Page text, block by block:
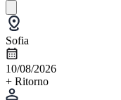
Sofia
10/08/2026
+ Ritorno